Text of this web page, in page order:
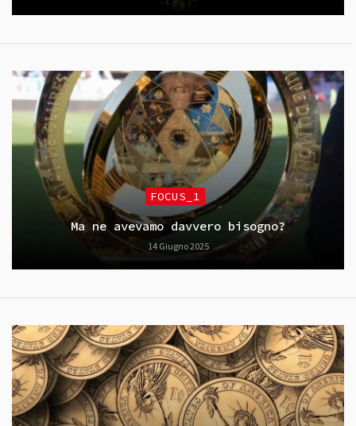
FOCUS_1
Ma ne avevamo davvero bisogno?
14 Giugno 2025